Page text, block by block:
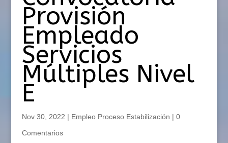
Provisión
Empleado
Servicios
Múltiples Nivel
E
Nov 30, 2022 | Empleo Proceso Estabilización | 0
Comentarios